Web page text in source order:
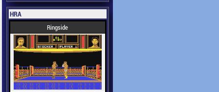
HRA
Ringside